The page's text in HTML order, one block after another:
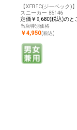
【XEBEC(ジーベック)
スニーカー 85146
定価￥9,680(税込)のと
当店特別価格
￥4,950(税込)